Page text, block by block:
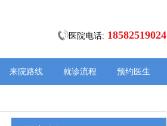
医院电话: 18582519024
来院路线 就诊流程 预约医生